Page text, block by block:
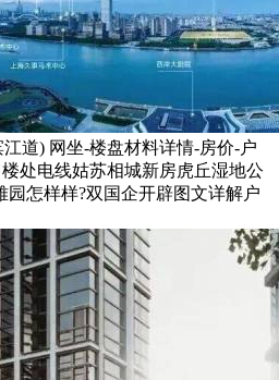
江道) 网坐-楼盘材料详情-房价-户
处电线姑苏相城新房虎丘湿地公
园怎样样?双国企开辟图文详解户